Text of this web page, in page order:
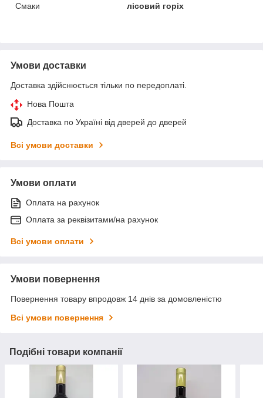
Смаки
лісовий горіх
Умови доставки
Доставка здійснюється тільки по передоплаті.
Нова Пошта
Доставка по Україні від дверей до дверей
Всі умови доставки
Умови оплати
Оплата на рахунок
Оплата за реквізитами/на рахунок
Всі умови оплати
Умови повернення
Повернення товару впродовж 14 днів за домовленістю
Всі умови повернення
Подібні товари компанії